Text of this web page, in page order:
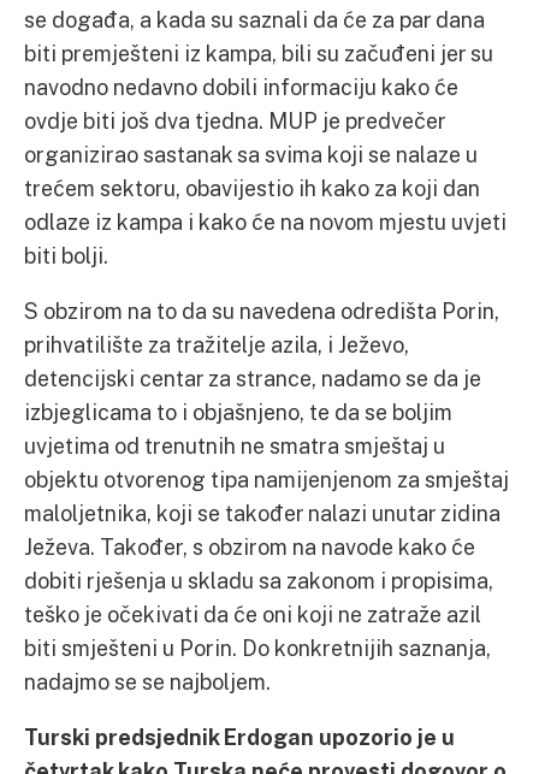
se događa, a kada su saznali da će za par dana
biti premješteni iz kampa, bili su začuđeni jer su
navodno nedavno dobili informaciju kako će
ovdje biti još dva tjedna. MUP je predvečer
organizirao sastanak sa svima koji se nalaze u
trećem sektoru, obavijestio ih kako za koji dan
odlaze iz kampa i kako će na novom mjestu uvjeti
biti bolji.
S obzirom na to da su navedena odredišta Porin,
prihvatilište za tražitelje azila, i Ježevo,
detencijski centar za strance, nadamo se da je
izbjeglicama to i objašnjeno, te da se boljim
uvjetima od trenutnih ne smatra smještaj u
objektu otvorenog tipa namijenjenom za smještaj
maloljetnika, koji se također nalazi unutar zidina
Ježeva. Također, s obzirom na navode kako će
dobiti rješenja u skladu sa zakonom i propisima,
teško je očekivati da će oni koji ne zatraže azil
biti smješteni u Porin. Do konkretnijih saznanja,
nadajmo se se najboljem.
Turski predsjednik Erdogan upozorio je u